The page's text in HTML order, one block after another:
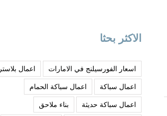
الاكثر بحثا
اسعار الفورسيلنج في الامارات
اعمال بلاستر
اعمال سباكة
اعمال سباكة الحمام
اعمال سباكة حديثة
بناء ملاحق